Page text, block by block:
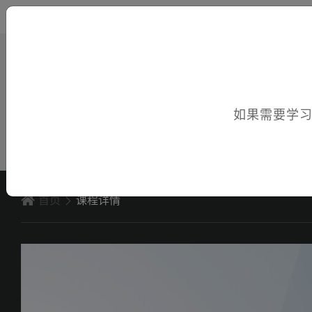
首页 课程详情
如果需要学